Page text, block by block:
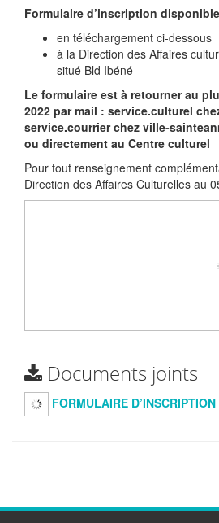
Formulaire d’inscription
en téléchargement ci-dessous
à la Direction des Affaires
situé Bld Ibéné
Le formulaire est à retourner au
2022 par mail : service.culturel
service.courrierchez ville-
ou directement au Centre culturel
Pour tout renseignement
Direction des Affaires Culturelles au
Documents joints
FORMULAIRE D’INSCRIPTION